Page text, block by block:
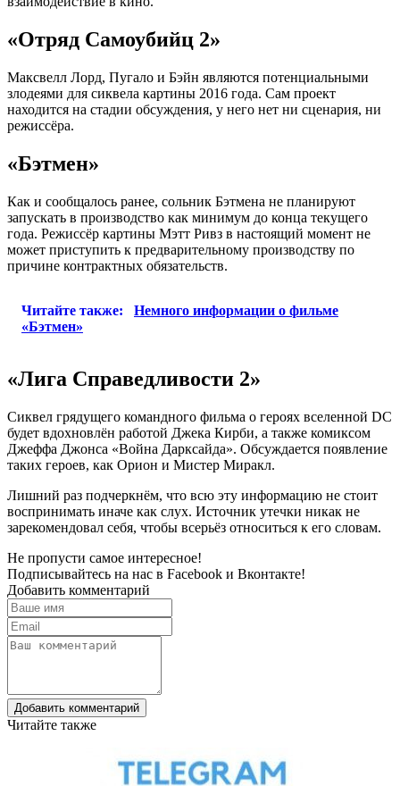
«Отряд Самоубийц 2»
Максвелл Лорд, Пугало и Бэйн являются потенциальными
злодеями для сиквела картины 2016 года. Сам проект
находится на стадии обсуждения, у него нет ни сценария, ни
режиссёра.
«Бэтмен»
Как и сообщалось ранее, сольник Бэтмена не планируют
запускать в производство как минимум до конца текущего
года. Режиссёр картины Мэтт Ривз в настоящий момент не
может приступить к предварительному производству по
причине контрактных обязательств.
Читайте также:
Немного информации о фильме
«Бэтмен»
«Лига Справедливости 2»
Сиквел грядущего командного фильма о героях вселенной DC
будет вдохновлён работой Джека Кирби, а также комиксом
Джеффа Джонса «Война Дарксайда». Обсуждается появление
таких героев, как Орион и Мистер Миракл.
Лишний раз подчеркнём, что всю эту информацию не стоит
воспринимать иначе как слух. Источник утечки никак не
зарекомендовал себя, чтобы всерьёз относиться к его словам.
Не пропусти самое интересное!
Подписывайтесь на нас в Facebook и Вконтакте!
Добавить комментарий
Добавить комментарий
Читайте также